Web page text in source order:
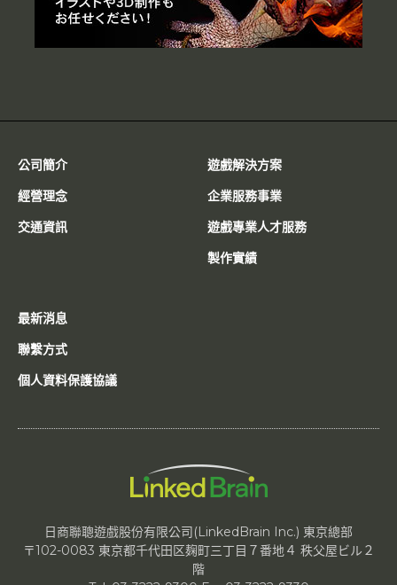
公司簡介
經營理念
交通資訊
遊戲解決方案
企業服務事業
遊戲專業人才服務
製作實績
最新消息
聯繫方式
個人資料保護協議
日商聯聰遊戲股份有限公司(LinkedBrain Inc.) 東京總部
〒102-0083 東京都千代田区麹町三丁目７番地４ 秩父屋ビル２
階